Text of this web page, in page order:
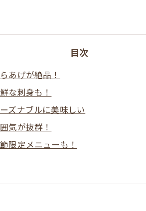
目次
あげが絶品！
な刺身も！
ズナブルに美味しい
気が抜群！
限定メニューも！